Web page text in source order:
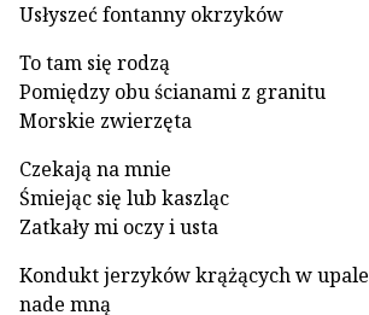
Usłyszeć fontanny okrzyków
To tam się rodzą
Pomiędzy obu ścianami z granitu
Morskie zwierzęta
Czekają na mnie
Śmiejąc się lub kaszląc
Zatkały mi oczy i usta
Kondukt jerzyków krążących w upale
nade mną